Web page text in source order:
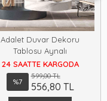
Adalet Duvar Dekoru
Tablosu Aynalı
24 SAATTE KARGODA
%7
599,00 TL
556,80 TL